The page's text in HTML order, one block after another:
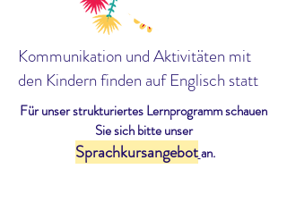
Kommunikation und Aktivitäten mit
den Kindern finden auf Englisch statt
Für unser strukturiertes Lernprogramm schauen
Sie sich bitte unser
Sprachkursangebotan.